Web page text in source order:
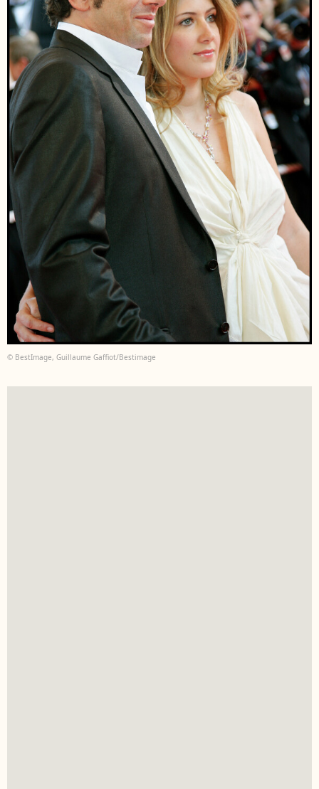
© BestImage, Guillaume Gaffiot/Bestimage